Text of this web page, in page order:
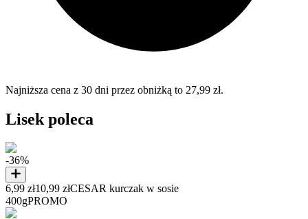
Najniższa cena z 30 dni przez obniżką to 27,99 zł.
Lisek poleca
-36%
6,99 zł10,99 złCESAR kurczak w sosie
400gPROMO